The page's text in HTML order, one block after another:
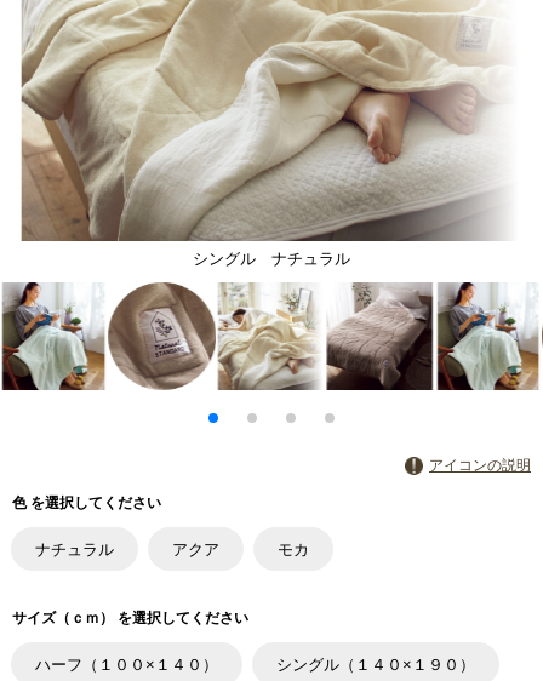
シングル ナチュラル
アイコンの説明
色 を選択してください
ナチュラル アクア モカ
サイズ（ｃｍ） を選択してください
ハーフ（１００×１４０） シングル（１４０×１９０）